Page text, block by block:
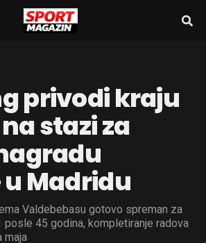
privodi kraju
stazi za
Madridu
Valdebebasu gotovo spreman za
posle 45 godina, kompletiranje radova
maja